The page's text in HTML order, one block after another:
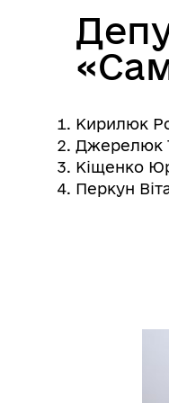
Кирилюк
Джерелюк
Кіщенко
Перкун